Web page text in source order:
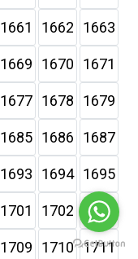
1661 1662 1663
1669 1670 1671
1677 1678 1679
1685 1686 1687
1693 1694 1695
1701 1702 1703
1709 1710 1711